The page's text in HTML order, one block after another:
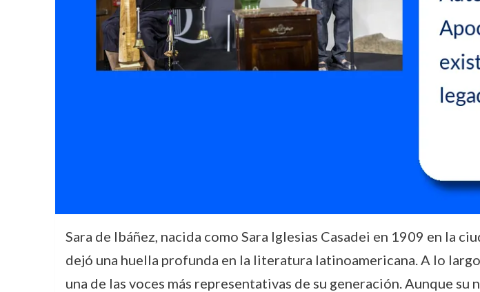
Sara de Ibáñez, nacida como Sara Iglesias Casadei en 1909 en la
dejó una huella profunda en la literatura latinoamericana. A lo
una de las voces más representativas de su generación. Aunque